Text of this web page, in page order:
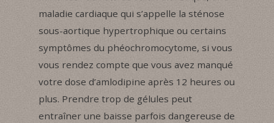
maladie cardiaque qui s’appelle la sténose
sous-aortique hypertrophique ou certains
symptômes du phéochromocytome, si vous
vous rendez compte que vous avez manqué
votre dose d’amlodipine après 12 heures ou
plus. Prendre trop de gélules peut
entraîner une baisse parfois dangereuse de